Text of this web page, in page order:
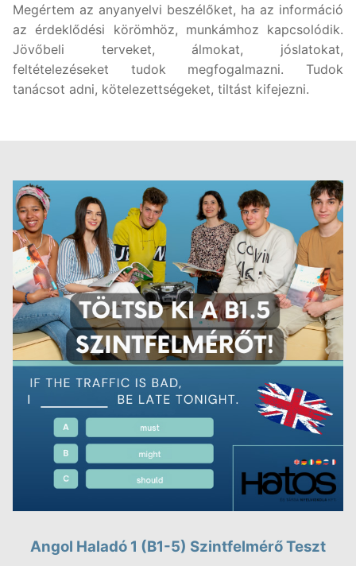
Megértem az anyanyelvi beszélőket, ha az információ
az érdeklődési körömhöz, munkámhoz kapcsolódik.
Jövőbeli terveket, álmokat, jóslatokat,
feltételezéseket tudok megfogalmazni. Tudok
tanácsot adni, kötelezettségeket, tiltást kifejezni.
Angol Haladó 1 (B1-5) Szintfelmérő Teszt